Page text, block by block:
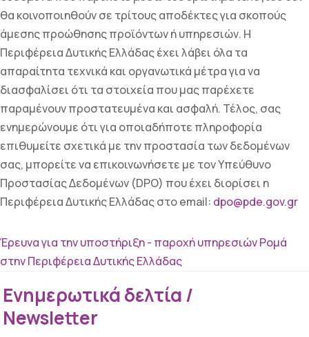
θα κοινοποιηθούν σε τρίτους αποδέκτες για σκοπούς
άμεσης προώθησης προϊόντων ή υπηρεσιών. Η
Περιφέρεια Δυτικής Ελλάδας έχει λάβει όλα τα
απαραίτητα τεχνικά και οργανωτικά μέτρα για να
διασφαλίσει ότι τα στοιχεία που μας παρέχετε
παραμένουν προστατευμένα και ασφαλή. Τέλος, σας
ενημερώνουμε ότι για οποιαδήποτε πληροφορία
επιθυμείτε σχετικά με την προστασία των δεδομένων
σας, μπορείτε να επικοινωνήσετε με τον Υπεύθυνο
Προστασίας Δεδομένων (DPO) που έχει διορίσει η
Περιφέρεια Δυτικής Ελλάδας στο email: dpo@pde.gov.gr
Έρευνα για την υποστήριξη - παροχή υπηρεσιών Ρομά
στην Περιφέρεια Δυτικής Ελλάδας
Ενημερωτικά δελτία /
Newsletter